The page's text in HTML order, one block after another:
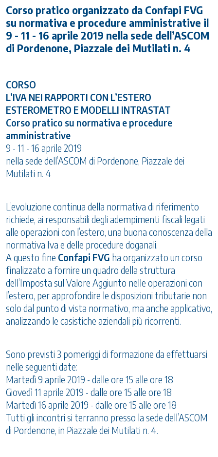
Corso pratico organizzato da Confapi FVG
su normativa e procedure amministrative il
9 - 11 - 16 aprile 2019 nella sede dell’ASCOM
di Pordenone, Piazzale dei Mutilati n. 4
CORSO
L’IVA NEI RAPPORTI CON L’ESTERO
ESTEROMETRO E MODELLI INTRASTAT
Corso pratico su normativa e procedure
amministrative
9 - 11 - 16 aprile 2019
nella sede dell’ASCOM di Pordenone, Piazzale dei
Mutilati n. 4
L’evoluzione continua della normativa di riferimento
richiede, ai responsabili degli adempimenti fiscali legati
alle operazioni con l’estero, una buona conoscenza della
normativa Iva e delle procedure doganali.
A questo fine Confapi FVG ha organizzato un corso
finalizzato a fornire un quadro della struttura
dell’Imposta sul Valore Aggiunto nelle operazioni con
l’estero, per approfondire le disposizioni tributarie non
solo dal punto di vista normativo, ma anche applicativo,
analizzando le casistiche aziendali più ricorrenti.
Sono previsti 3 pomeriggi di formazione da effettuarsi
nelle seguenti date:
Martedì 9 aprile 2019 - dalle ore 15 alle ore 18
Giovedì 11 aprile 2019 - dalle ore 15 alle ore 18
Martedì 16 aprile 2019 - dalle ore 15 alle ore 18
Tutti gli incontri si terranno presso la sede dell’ASCOM
di Pordenone, in Piazzale dei Mutilati n. 4.